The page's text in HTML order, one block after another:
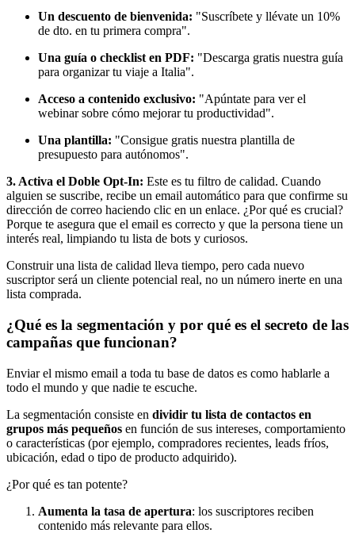
Un descuento de bienvenida: "Suscríbete y llévate un 10%
de dto. en tu primera compra".
Una guía o checklist en PDF: "Descarga gratis nuestra guía
para organizar tu viaje a Italia".
Acceso a contenido exclusivo: "Apúntate para ver el
webinar sobre cómo mejorar tu productividad".
Una plantilla: "Consigue gratis nuestra plantilla de
presupuesto para autónomos".
3. Activa el Doble Opt-In: Este es tu filtro de calidad. Cuando
alguien se suscribe, recibe un email automático para que confirme su
dirección de correo haciendo clic en un enlace. ¿Por qué es crucial?
Porque te asegura que el email es correcto y que la persona tiene un
interés real, limpiando tu lista de bots y curiosos.
Construir una lista de calidad lleva tiempo, pero cada nuevo
suscriptor será un cliente potencial real, no un número inerte en una
lista comprada.
¿Qué es la segmentación y por qué es el secreto de las
campañas que funcionan?
Enviar el mismo email a toda tu base de datos es como hablarle a
todo el mundo y que nadie te escuche.
La segmentación consiste en dividir tu lista de contactos en
grupos más pequeños en función de sus intereses, comportamiento
o características (por ejemplo, compradores recientes, leads fríos,
ubicación, edad o tipo de producto adquirido).
¿Por qué es tan potente?
Aumenta la tasa de apertura: los suscriptores reciben
contenido más relevante para ellos.